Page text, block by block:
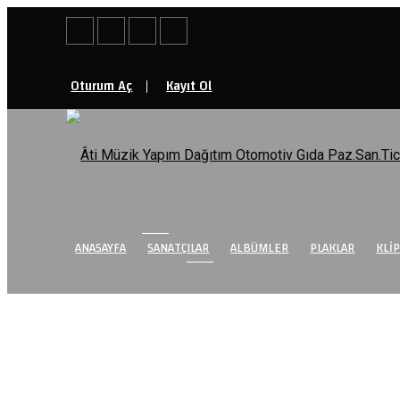
Oturum Aç | Kayıt Ol
ANASAYFA SANATÇILAR ALBÜMLER PLAKLAR
SANATÇI